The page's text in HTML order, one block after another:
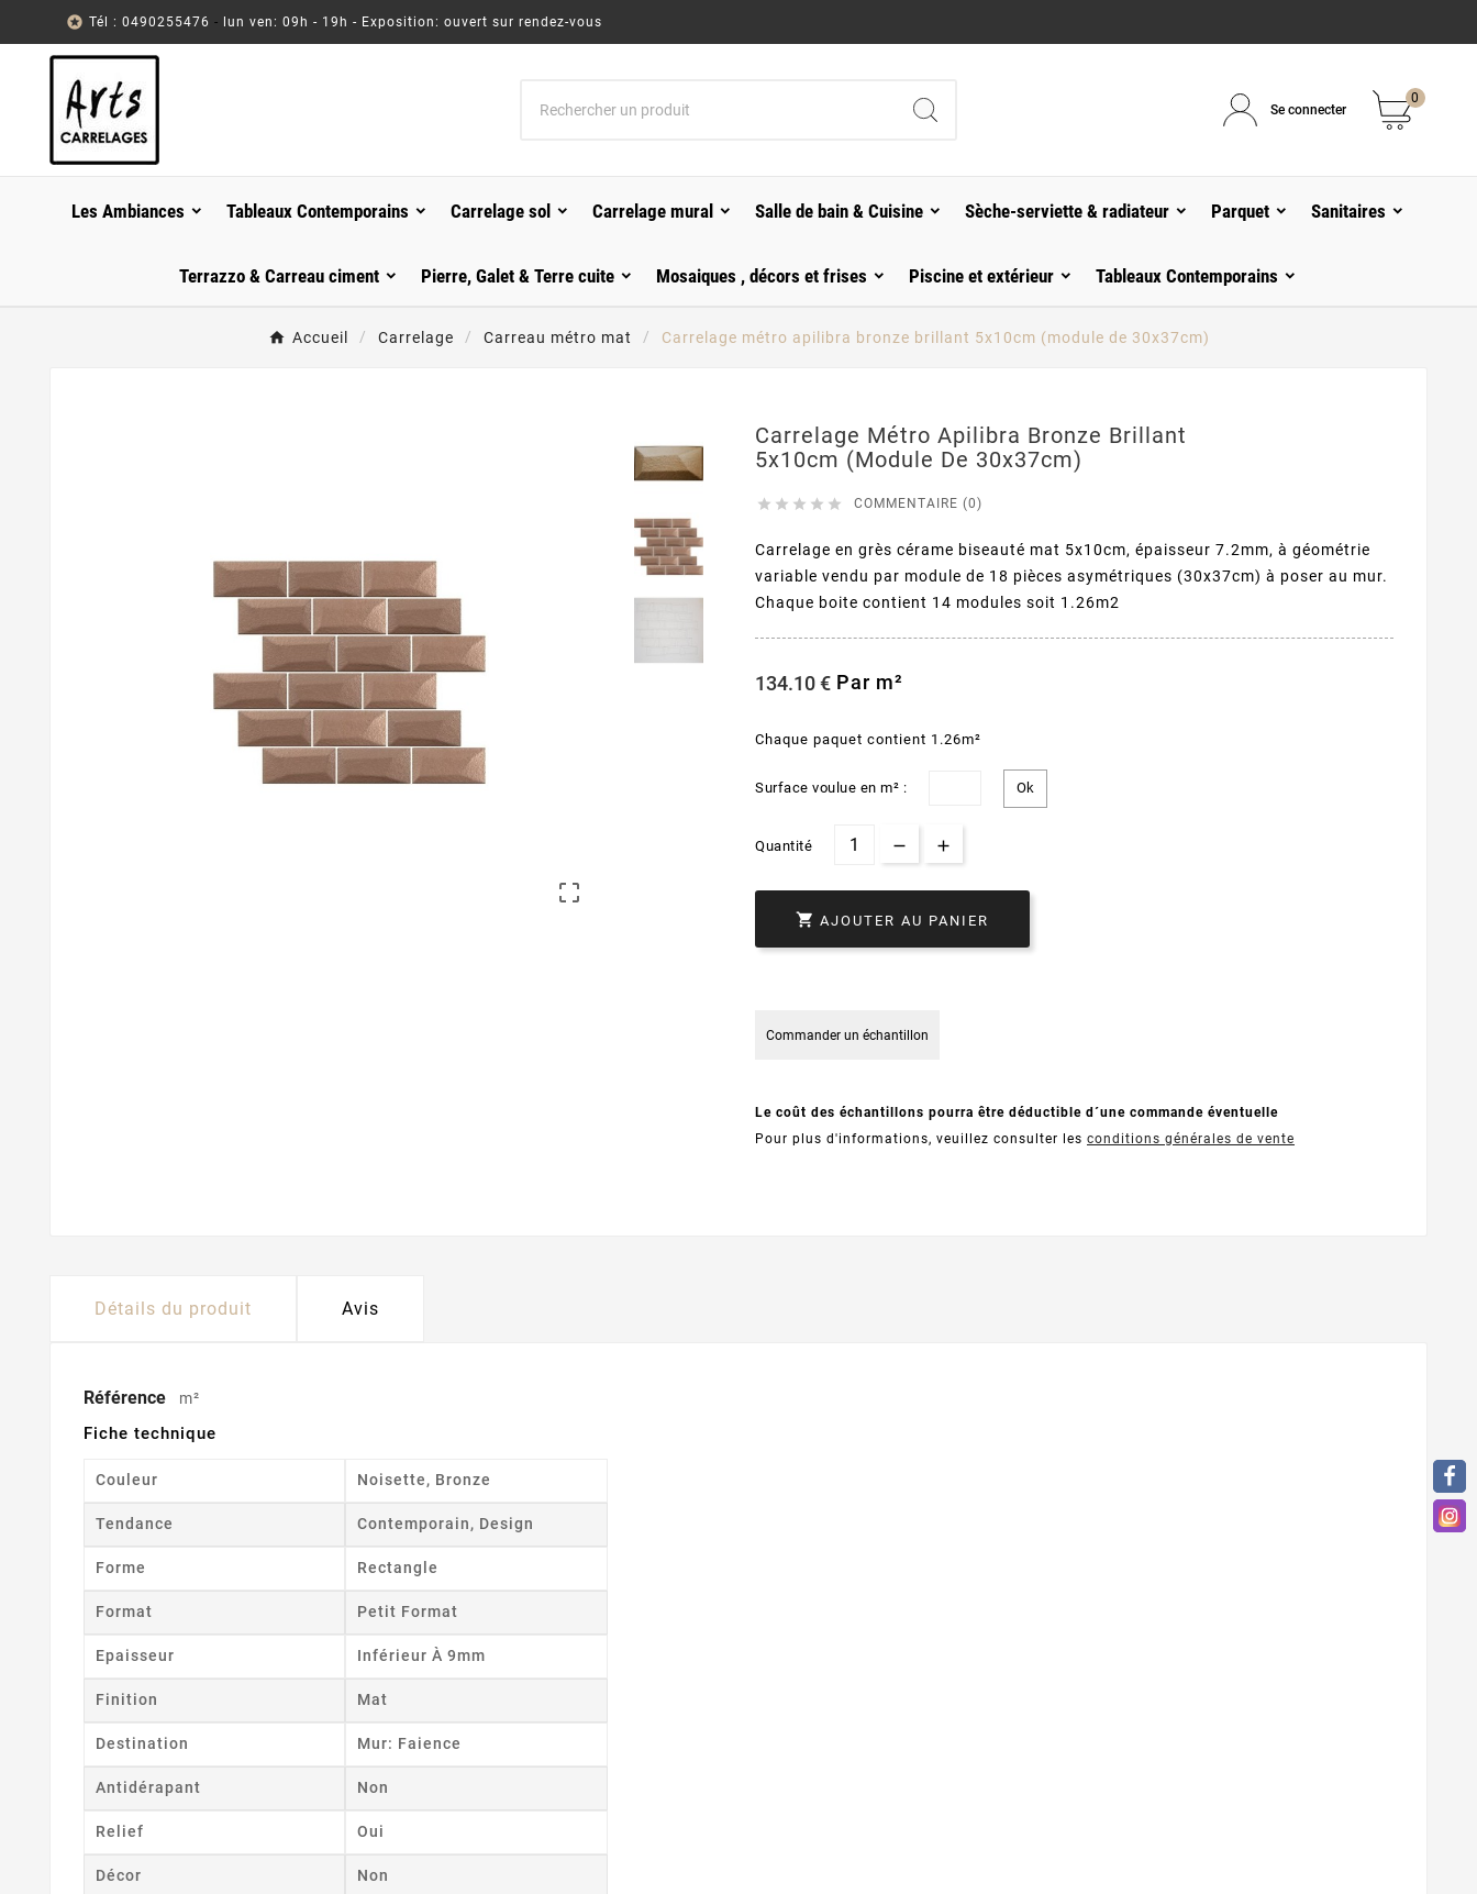
 Tél : 0490255476 - lun ven: 09h - 19h - Exposition: ouvert sur rendez-vous
Se connecter
0
Les Ambiances Tableaux Contemporains Carrelage sol Carrelage mural Salle de bain & Cuisine Sèche-serviette & radiateur Parquet Sanitaires
Terrazzo & Carreau ciment Pierre, Galet & Terre cuite Mosaiques , décors et frises Piscine et extérieur Tableaux Contemporains
Accueil Carrelage Carreau métro mat Carrelage métro apilibra bronze brillant 5x10cm (module de 30x37cm)

Carrelage Métro Apilibra Bronze Brillant
5x10cm (module De 30x37cm)
     COMMENTAIRE (0)
Carrelage en grès cérame biseauté mat 5x10cm, épaisseur 7.2mm, à géométrie
variable vendu par module de 18 pièces asymétriques (30x37cm) à poser au mur.
Chaque boite contient 14 modules soit 1.26m2
134.10 € Par m²
Chaque paquet contient 1.26m²
Surface voulue en m² :
Quantité
 AJOUTER AU PANIER
Commander un échantillon
Le coût des échantillons pourra être déductible d´une commande éventuelle
Pour plus d'informations, veuillez consulter les conditions générales de vente
Détails du produit Avis
Référence m²
Fiche technique
Couleur Noisette, Bronze
Tendance Contemporain, Design
Forme Rectangle
Format Petit Format
Epaisseur Inférieur À 9mm
Finition Mat
Destination Mur: Faience
Antidérapant Non
Relief Oui
Décor Non